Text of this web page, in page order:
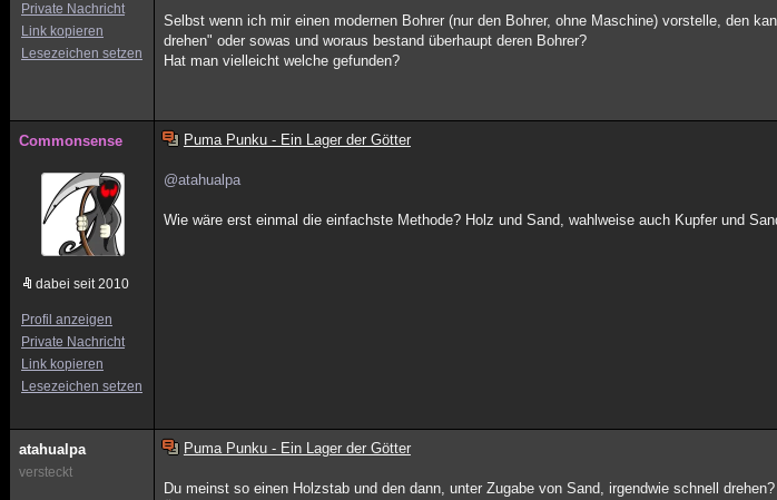
Private Nachricht
Link kopieren
Lesezeichen setzen
Selbst wenn ich mir einen modernen Bohrer (nur den Bohrer, ohne Maschine) vorstelle, den
drehen" oder sowas und woraus bestand überhaupt deren Bohrer?
Hat man vielleicht welche gefunden?
Commonsense
dabei seit 2010
Profil anzeigen
Private Nachricht
Link kopieren
Lesezeichen setzen
Puma Punku - Ein Lager der Götter
@atahualpa
Wie wäre erst einmal die einfachste Methode? Holz und Sand, wahlweise auch Kupfer und
atahualpa
versteckt
Puma Punku - Ein Lager der Götter
Du meinst so einen Holzstab und den dann, unter Zugabe von Sand, irgendwie schnell drehen?